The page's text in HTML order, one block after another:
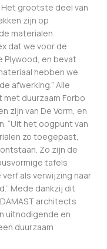
grootste deel van
zijn op
materialen
dat we voor de
Plywood, en bevat
hebben we
afwerking.” Alle
duurzaam Forbo
zijn van De Vorm, en
“Uit het oogpunt van
zo toegepast,
Zo zijn de
tafels
als verwijzing naar
Mede dankzij dit
architects
uitnodigende en
duurzaam